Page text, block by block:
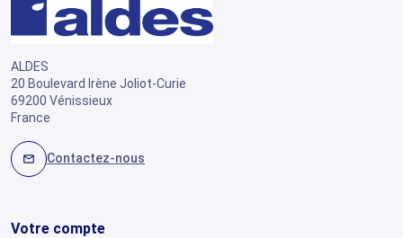
ALDES
20 Boulevard Irène Joliot-Curie
69200 Vénissieux
France
mail Contactez-nous
Votre compte